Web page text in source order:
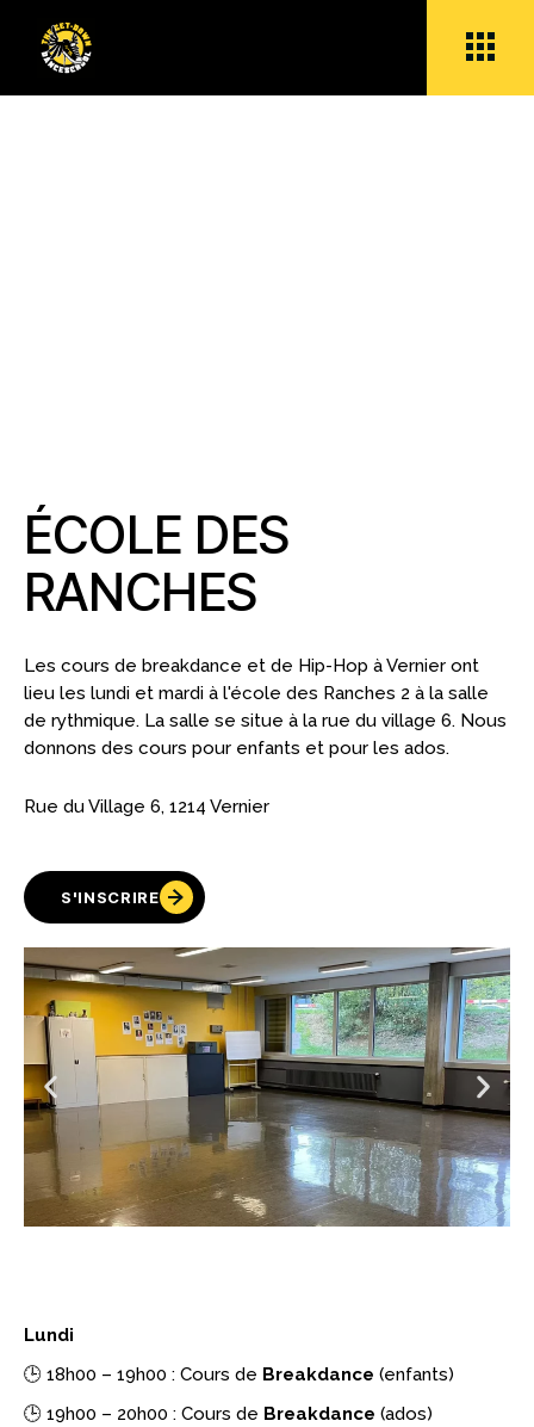
ÉCOLE DES
RANCHES
Les cours de breakdance et de Hip-Hop à Vernier ont
lieu les lundi et mardi à l'école des Ranches 2 à la salle
de rythmique. La salle se situe à la rue du village 6. Nous
donnons des cours pour enfants et pour les ados.
Rue du Village 6, 1214 Vernier
S'INSCRIRE
Lundi
🕒 18h00 – 19h00 : Cours de Breakdance (enfants)
🕒 19h00 – 20h00 : Cours de Breakdance (ados)